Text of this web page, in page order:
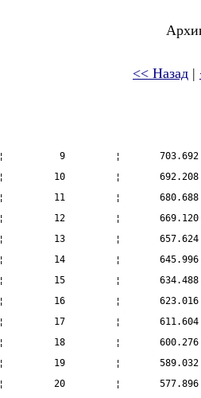
<< Назад |
¦          9         ¦
¦         10         ¦
¦         11         ¦
¦         12         ¦
¦         13         ¦
¦         14         ¦
¦         15         ¦
¦         16         ¦
¦         17         ¦
¦         18         ¦
¦         19         ¦
¦         20         ¦